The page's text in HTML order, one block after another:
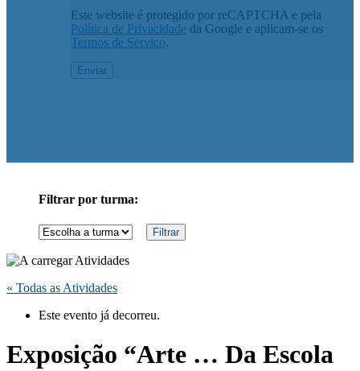
Este website é protegido por reCAPTCHA e pela
Política de Privacidade da Google e aplicam-se os
Termos de Serviço.
Filtrar por turma:
« Todas as Atividades
Este evento já decorreu.
Exposição “Arte … Da Escola